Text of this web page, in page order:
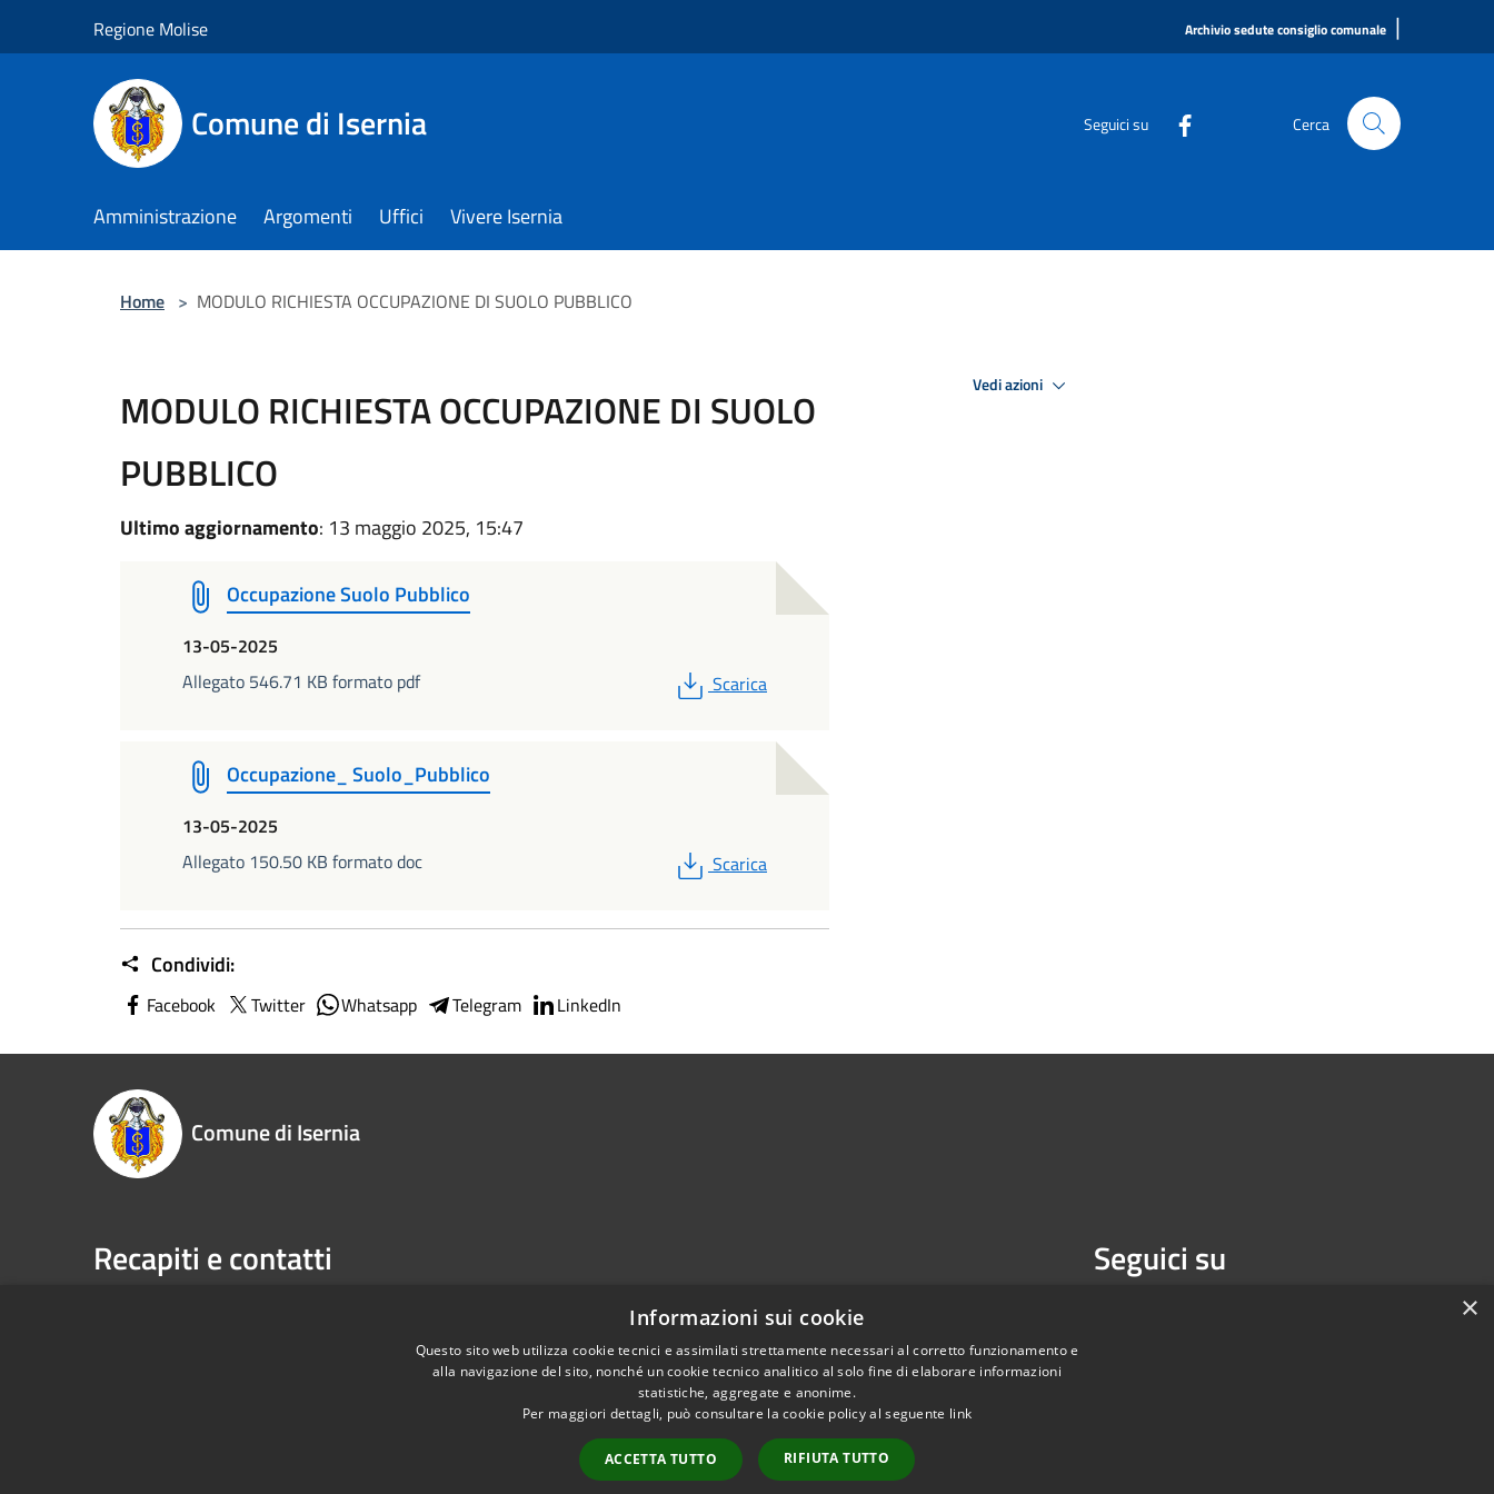
Regione Molise Archivio sedute consiglio comunale |
Comune di Isernia Seguici su Cerca
Amministrazione Argomenti Uffici Vivere Isernia
Home > MODULO RICHIESTA OCCUPAZIONE DI SUOLO PUBBLICO
MODULO RICHIESTA OCCUPAZIONE DI SUOLO
PUBBLICO
Ultimo aggiornamento: 13 maggio 2025, 15:47
Occupazione Suolo Pubblico
13-05-2025
Allegato 546.71 KB formato pdf
PDF
Scarica
Occupazione_ Suolo_Pubblico
13-05-2025
Allegato 150.50 KB formato doc
PDF
Scarica
Condividi:
Facebook Twitter Whatsapp Telegram LinkedIn
Vedi azioni
Comune di Isernia
Recapiti e contatti
Email:protocollo@comune.isernia.it
Pec: comuneisernia@pec.it
Seguici su
Copyright © 2026 • Comune di Isernia • Powered by
×
Informazioni sui cookie
Questo sito web utilizza cookie tecnici e assimilati strettamente necessari al corretto funzionamento e
alla navigazione del sito, nonché un cookie tecnico analitico al solo fine di elaborare informazioni
statistiche, aggregate e anonime.
Per maggiori dettagli, può consultare la cookie policy al seguente link
ACCETTA TUTTO RIFIUTA TUTTO